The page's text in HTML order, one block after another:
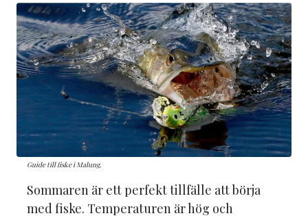
Guide till fiske i Malung.
Sommaren är ett perfekt tillfälle att börja
med fiske. Temperaturen är hög och